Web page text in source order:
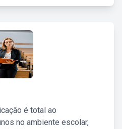
é total ao
no ambiente escolar,